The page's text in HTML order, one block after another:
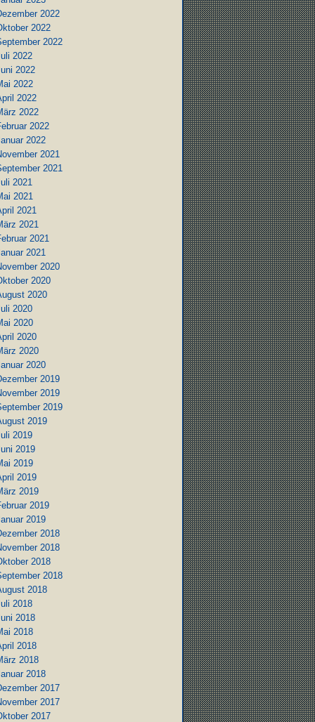
2022
2022
2022
2022
2022
2022
2022
2022
2022
2022
2021
2021
2021
2021
2021
2021
2021
2021
2020
2020
2020
2020
2020
2020
2020
2020
2019
2019
2019
2019
2019
2019
2019
2019
2019
2019
2019
2018
2018
2018
2018
2018
2018
2018
2018
2018
2018
2018
2017
2017
2017